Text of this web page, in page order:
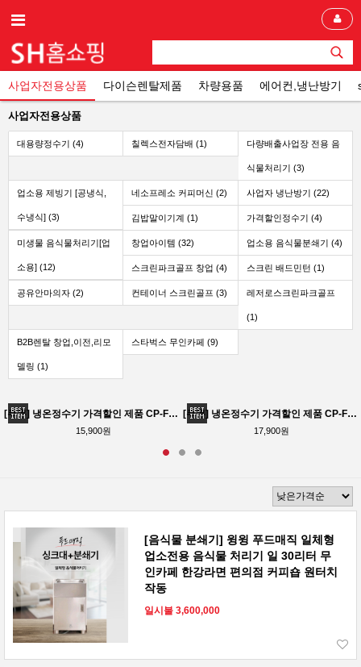
사업자전용상품 다이슨렌탈제품 차량용품 에어컨,냉난방기
사업자전용상품
대용량정수기 (4) 칠렉스전자담배 (1) 다량배출사업장 전용 음
식물처리기 (3)
업소용 제빙기 [공냉식,
수냉식] (3)
네소프레소 커피머신 (2) 사업자 냉난방기 (22)
김밥말이기계 (1) 가격할인정수기 (4)
미생물 음식물처리기[업
소용] (12)
창업아이템 (32) 업소용 음식물분쇄기 (4)
스크린파크골프 창업 (4) 스크린 배드민턴 (1)
공유안마의자 (2) 컨테이너 스크린골프 (3) 레저로스크린파크골프
(1)
B2B렌탈 창업,이전,리모
델링 (1)
스타벅스 무인카페 (9)
[쿠쿠] 냉온정수기 가격할인 제품 CP-F603HW 테스크형 사무실 가정용 공장 72개월동안 점검 및 필터교체
15,900원
[쿠쿠] 냉온정수기 가격할인 제품 CP-F603HW
17,900원
[음식물 분쇄기] 윙윙 푸드매직 일체형
업소전용 음식물 처리기 일 30리터 무
인카페 한강라면 편의점 커피숍 원터치
작동
일시불 3,600,000